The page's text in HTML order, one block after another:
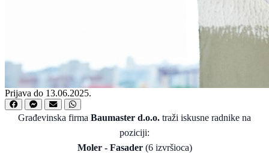
Prijava do 13.06.2025.
Građevinska firma Baumaster d.o.o. traži iskusne radnike na
poziciji:
Moler - Fasader (6 izvršioca)